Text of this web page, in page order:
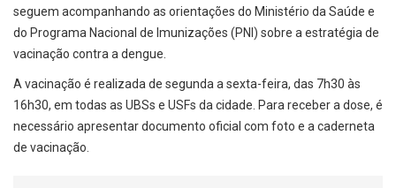
seguem acompanhando as orientações do Ministério da Saúde e
do Programa Nacional de Imunizações (PNI) sobre a estratégia de
vacinação contra a dengue.
A vacinação é realizada de segunda a sexta-feira, das 7h30 às
16h30, em todas as UBSs e USFs da cidade. Para receber a dose, é
necessário apresentar documento oficial com foto e a caderneta
de vacinação.